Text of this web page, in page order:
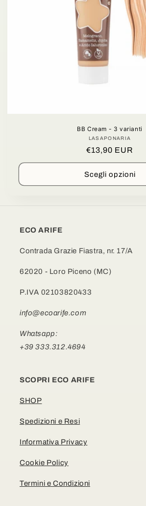
BB Cream - 3 varianti
Produttore:
LASAPONARIA
Prezzo
di
listino
€13,90 EUR
Scegli opzioni
ECO ARIFE
Contrada Grazie Fiastra, nr. 17/A
62020 - Loro Piceno (MC)
P.IVA 02103820433
info@ecoarife.com
Whatsapp:
+39 333.312.4694
SCOPRI ECO ARIFE
SHOP
Spedizioni e Resi
Informativa Privacy
Cookie Policy
Termini e Condizioni